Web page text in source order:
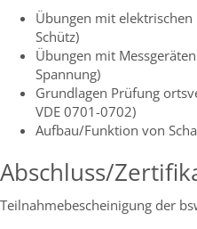
Übungen mit elektrischen
Schütz)
Übungen mit
Spannung)
Grundlagen Prüfung
VDE 0701-0702)
Aufbau/Funktion von
Abschluss/
Teilnahmebescheinigung der